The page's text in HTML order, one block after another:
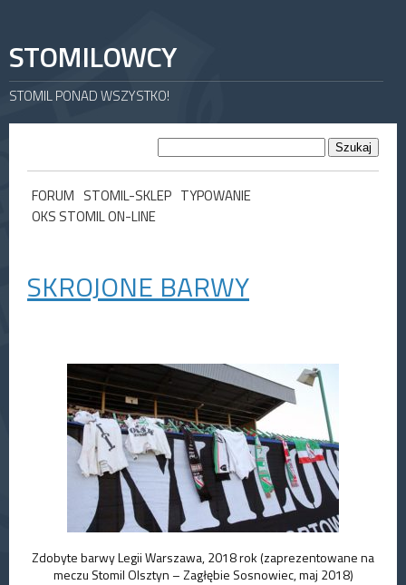
STOMILOWCY
STOMIL PONAD WSZYSTKO!
FORUM STOMIL-SKLEP TYPOWANIE
OKS STOMIL ON-LINE
SKROJONE BARWY
Zdobyte barwy Legii Warszawa, 2018 rok (zaprezentowane na
meczu Stomil Olsztyn – Zagłębie Sosnowiec, maj 2018)